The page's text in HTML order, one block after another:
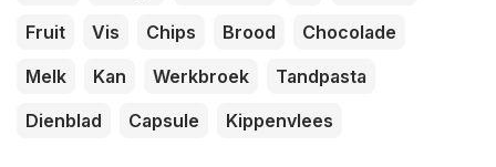
Fruit
Vis Chips Brood
Chocolade
Melk
Kan Werkbroek
Tandpasta
Dienblad
Capsule Kippenvlees